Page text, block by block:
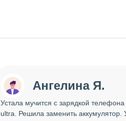
Ангелина Я.
Устала мучится с зарядкой телефона
ultra. Решила заменить аккумулятор.